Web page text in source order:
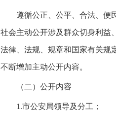
遵循公正、公平、合法、便
社会主动公开涉及群众切身利益
法律、法规、规章和国家有关规
不断增加主动公开内容。
（二）公开内容
1.市公安局领导及分工；